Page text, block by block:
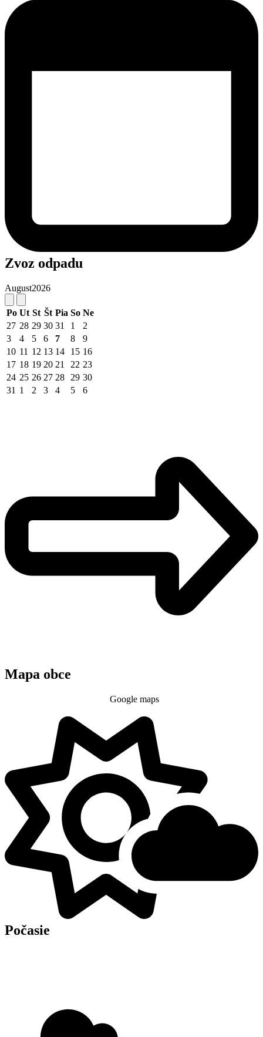
Zvoz odpadu
August2026
Po Ut St Št Pia So Ne
27 28 29 30 31 1
2
3
4 5 6 7 8
9
10 11 12 13 14 15 16
17 18 19 20 21 22 23
24 25 26 27 28 29 30
31 1 2 3 4 5 6
Mapa obce
Google maps
Počasie